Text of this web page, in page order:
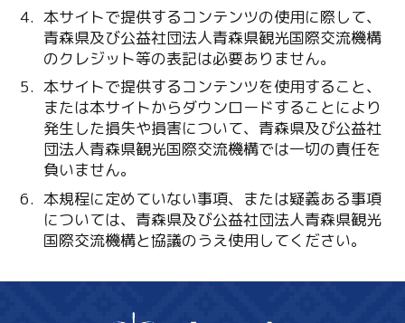
本サイトで提供するコンテンツの使用に際して、
青森県及び公益社団法人青森県観光国際交流機構
のクレジット等の表記は必要ありません。
本サイトで提供するコンテンツを使用すること、
または本サイトからダウンロードすることにより
発生した損失や損害について、青森県及び公益社
団法人青森県観光国際交流機構では一切の責任を
負いません。
本規程に定めていない事項、または疑義ある事項
については、青森県及び公益社団法人青森県観光
国際交流機構と協議のうえ使用してください。